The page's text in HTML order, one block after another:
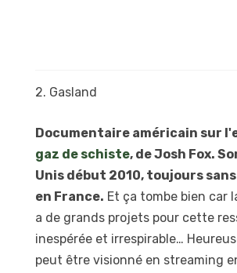
2. Gasland
Documentaire américain sur
gaz de schiste, de Josh Fox.
Unis début 2010, toujours
en France. Et ça tombe bien car
a de grands projets pour cette
inespérée et irrespirable…
peut être visionné en streaming